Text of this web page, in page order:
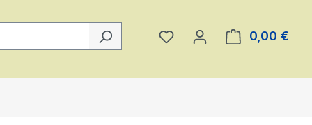
Du hast 0 Produkte auf
0,00 €